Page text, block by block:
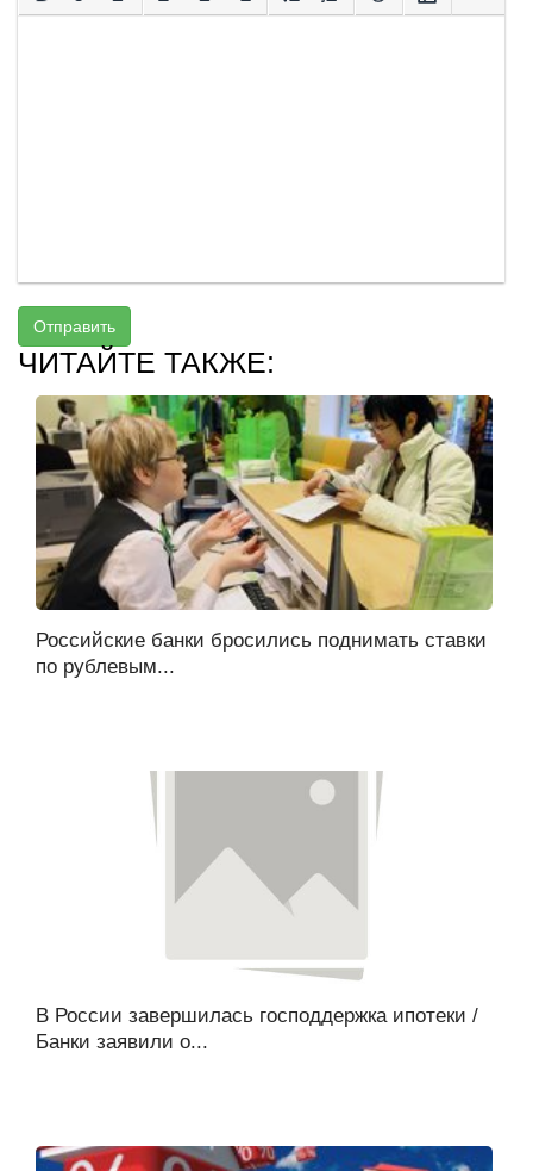
Отправить
ЧИТАЙТЕ ТАКЖЕ:
Российские банки бросились поднимать ставки
по рублевым...
В России завершилась господдержка ипотеки /
Банки заявили о...